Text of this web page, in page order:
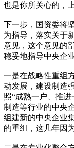
也是你所关心的，
下一步，国资委将
为指导，落实关于
意见，这个意见的
稳妥地指导中央企
一是在战略性重组
动发展，建设制造
照“成熟一户、推
制造等行业的中央
组建新的中央企业
的重组，这几年因